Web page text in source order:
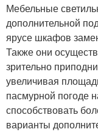
Мебельные
дополнительной
ярусе шкафов
Также они
зрительно
увеличивая
пасмурной погоде
способствовать
варианты